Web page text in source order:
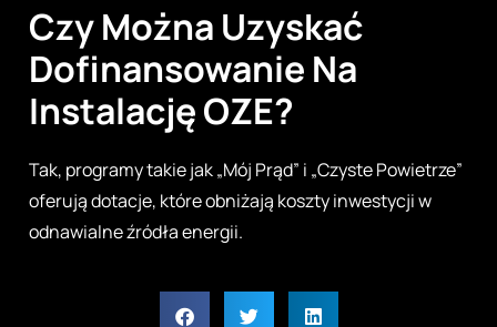
Czy Można Uzyskać
Dofinansowanie Na
Instalację OZE?
Tak, programy takie jak „Mój Prąd” i „Czyste Powietrze”
oferują dotacje, które obniżają koszty inwestycji w
odnawialne źródła energii.